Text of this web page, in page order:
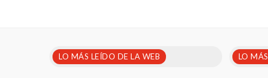
LO MÁS LEÍDO DE LA WEB LO